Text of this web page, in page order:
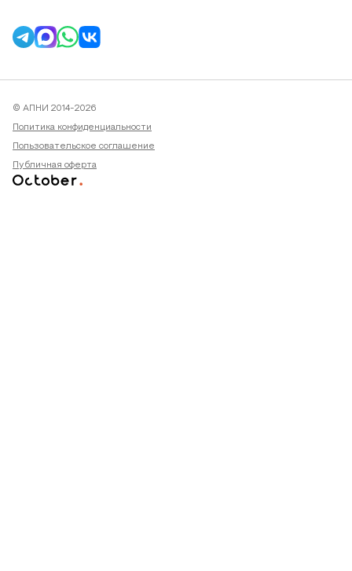
© АПНИ 2014-2026
Политика конфиденциальности
Пользовательское соглашение
Публичная оферта